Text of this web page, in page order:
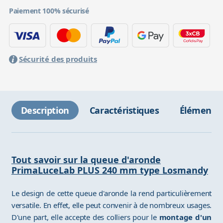
Paiement 100% sécurisé
Sécurité des produits
Description Caractéristiques Éléments
Tout savoir sur la queue d'aronde
PrimaLuceLab PLUS 240 mm type Losmandy
Le design de cette queue d'aronde la rend particulièrement
versatile. En effet, elle peut convenir à de nombreux usages.
D'une part, elle accepte des colliers pour le montage d'un